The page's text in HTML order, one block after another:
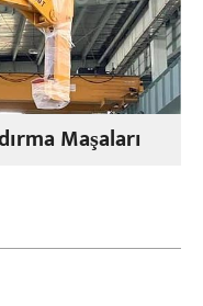
Maşaları